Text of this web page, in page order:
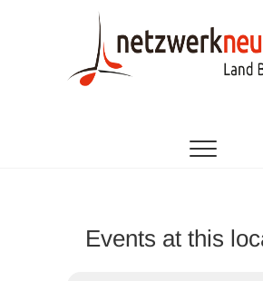
musik
Events at this